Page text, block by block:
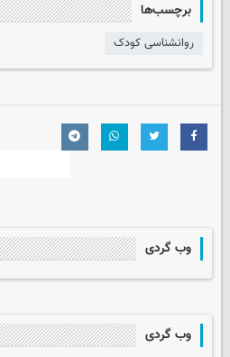
برچسب‌ها
روانشناسی کودک
وب گردی
وب گردی